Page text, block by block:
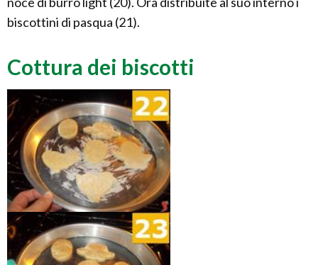
biscottini di pasqua (21).
Cottura dei biscotti